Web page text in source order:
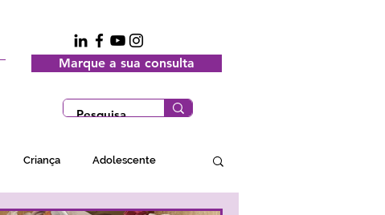
Marque a sua consulta
Criança Adolescente